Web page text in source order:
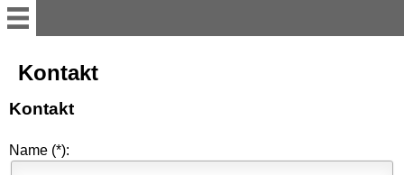
Aktuelles
Übersicht
Vereinsvorstand
Kontakt
Kontakt
Name (*):